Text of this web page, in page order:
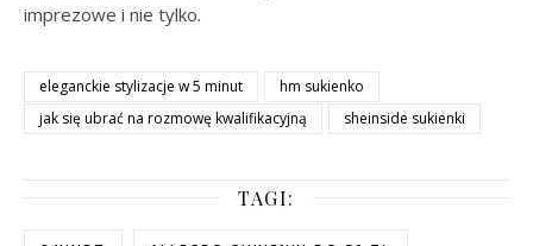
imprezowe i nie tylko.
eleganckie stylizacje w 5 minut
hm sukienko
jak się ubrać na rozmowę kwalifikacyjną
sheinside sukienki
TAGI: